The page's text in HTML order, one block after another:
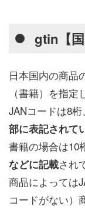
gtin【国
日本国内の商品
（書籍）を指定
JANコードは8
部に表記されて
書籍の場合は10
などに記載され
商品によっては
コードがない）